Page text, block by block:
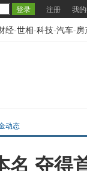
注册 我
经-世相-科技-汽车-房
动态
夺得